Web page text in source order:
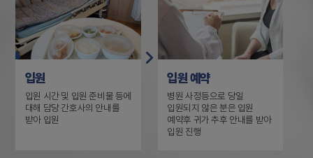
입원
입원 시간 및 입원 준비물 등에
대해 담당 간호사의 안내를
받아 입원
입원 예약
병원 사정등으로 당일
입원되지 않은 분은 입원
예약후 귀가 추후 안내를 받아
입원 진행